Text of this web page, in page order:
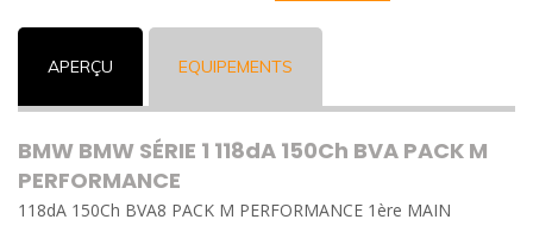
APERÇU EQUIPEMENTS
BMW BMW SÉRIE 1 118dA 150Ch BVA PACK M
PERFORMANCE
118dA 150Ch BVA8 PACK M PERFORMANCE 1ère MAIN